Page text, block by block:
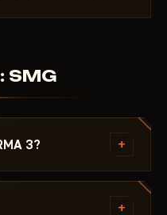
SMG
3? +
ve şuna özel
Windows sürümü,+